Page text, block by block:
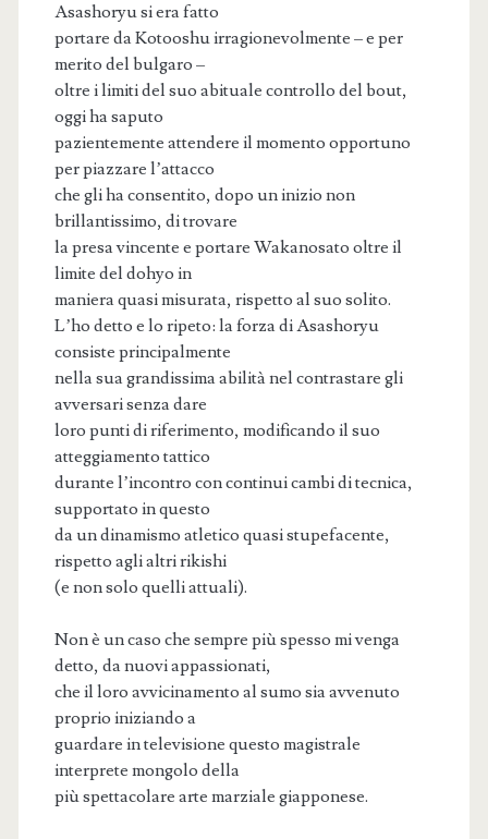
Asashoryu si era fatto
portare da Kotooshu irragionevolmente – e per
merito del bulgaro –
oltre i limiti del suo abituale controllo del bout,
oggi ha saputo
pazientemente attendere il momento opportuno
per piazzare l’attacco
che gli ha consentito, dopo un inizio non
brillantissimo, di trovare
la presa vincente e portare Wakanosato oltre il
limite del dohyo in
maniera quasi misurata, rispetto al suo solito.
L’ho detto e lo ripeto: la forza di Asashoryu
consiste principalmente
nella sua grandissima abilità nel contrastare gli
avversari senza dare
loro punti di riferimento, modificando il suo
atteggiamento tattico
durante l’incontro con continui cambi di tecnica,
supportato in questo
da un dinamismo atletico quasi stupefacente,
rispetto agli altri rikishi
(e non solo quelli attuali).
Non è un caso che sempre più spesso mi venga
detto, da nuovi appassionati,
che il loro avvicinamento al sumo sia avvenuto
proprio iniziando a
guardare in televisione questo magistrale
interprete mongolo della
più spettacolare arte marziale giapponese.